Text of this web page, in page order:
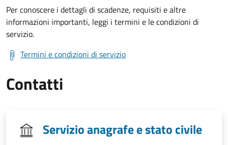
Per conoscere i dettagli di scadenze, requisiti e altre
informazioni importanti, leggi i termini e le condizioni di
servizio.
Termini e condizioni di servizio
Contatti
Servizio anagrafe e stato civile